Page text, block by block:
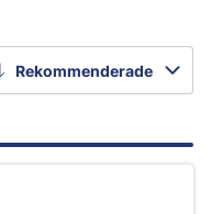
Rekommenderade